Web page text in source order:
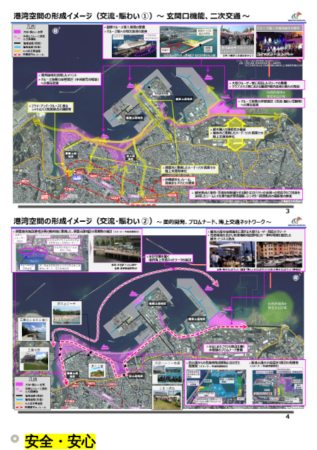
安全・安心